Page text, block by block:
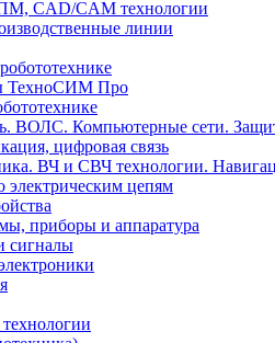
CAD/CAM технологии
линии
ТехноСИМ Про
ВОЛС. Компьютерные сети.
цифровая связь
ВЧ и СВЧ технологии.
электрическим цепям
приборы и аппаратура
сигналы